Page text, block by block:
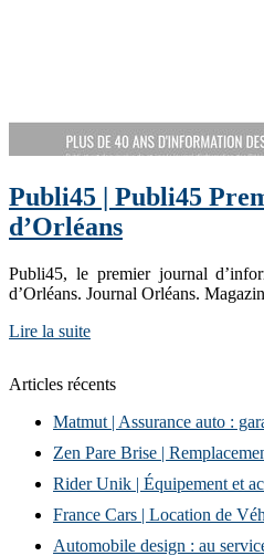
Publi45 | Publi45
d’Orléans
Publi45, le premier journal
d’Orléans. Journal Orléans.
Lire la suite
Articles récents
Matmut | Assurance auto :
Zen Pare Brise |
Rider Unik | Équipement et
France Cars | Location de
Automobile design : au